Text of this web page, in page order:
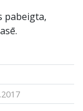
pabeigta,